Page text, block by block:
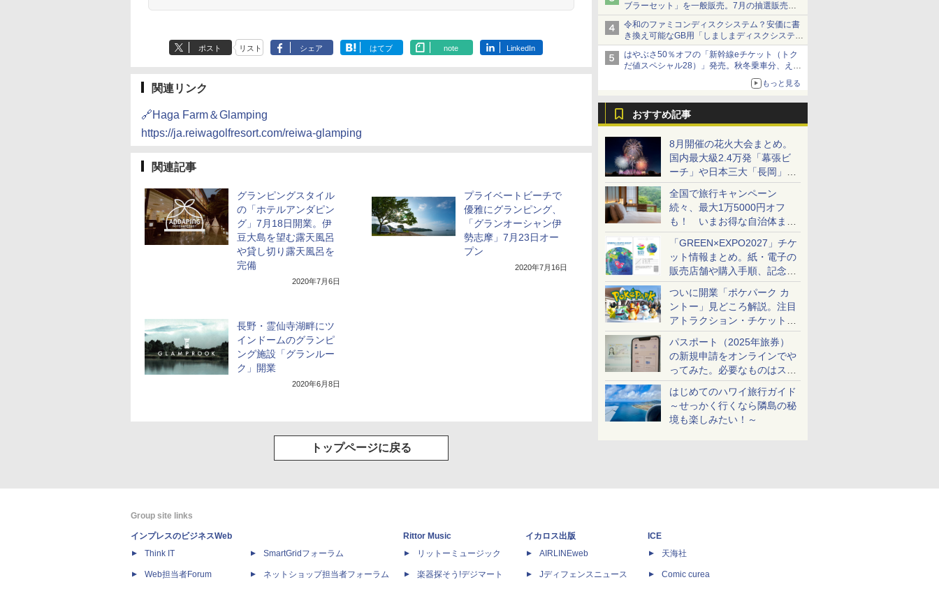
ブラーセット」を一般販売。7月の抽選販売の
当選無効分
令和のファミコンディスクシステム？安価に書
き換え可能なGB用「しましまディスクシステ
ム」
はやぶさ50％オフの「新幹線eチケット（トク
だ値スペシャル28）」発売。秋冬乗車分、えき
もっと見る
おすすめ記事
8月開催の花火大会まとめ。
国内最大級2.4万発「幕張ビ
ーチ」や日本三大「長岡」な
ど大型イベント目白押し！
全国で旅行キャンペーン
続々、最大1万5000円オフ
も！ いまお得な自治体まと
め
「GREEN×EXPO2027」チケ
ット情報まとめ。紙・電子の
販売店舗や購入手順、記念チ
ケットも解説
ついに開業「ポケパーク カ
ントー」見どころ解説。注目
アトラクション・チケット手
配・来場前に必要な準備は？
パスポート（2025年旅券）
の新規申請をオンラインでや
ってみた。必要なものはスマ
ホとマイナカードのみ
はじめてのハワイ旅行ガイド
～せっかく行くなら隣島の秘
境も楽しみたい！～
ポスト リスト シェア はてブ note LinkedIn
関連リンク
🔗Haga Farm＆Glamping
https://ja.reiwagolfresort.com/reiwa-glamping
関連記事
グランピングスタイル
の「ホテルアンダピン
グ」7月18日開業。伊
豆大島を望む露天風呂
や貸し切り露天風呂を
完備
2020年7月6日
プライベートビーチで
優雅にグランピング、
「グランオーシャン伊
勢志摩」7月23日オー
プン
2020年7月16日
長野・霊仙寺湖畔にツ
インドームのグランピ
ング施設「グランルー
ク」開業
2020年6月8日
トップページに戻る
Group site links
インプレスのビジネスWeb
Think IT
Web担当者Forum
SmartGridフォーラム
ネットショップ担当者フォーラム
Rittor Music
リットーミュージック
楽器探そう!デジマート
イカロス出版
AIRLINEweb
Jディフェンスニュース
ICE
天海社
Comic curea